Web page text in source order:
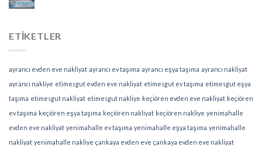
ETIKETLER
ayrancı evden eve nakliyat ayrancı ev taşıma ayrancı eşya taşıma ayrancı nakliyat
ayrancı nakliye etimesgut evden eve nakliyat etimesgut ev taşıma etimesgut eşya
taşıma etimesgut nakliyat etimesgut nakliye keçiören evden eve nakliyat keçiören
ev taşıma keçiören eşya taşıma keçiören nakliyat keçiören nakliye yenimahalle
evden eve nakliyat yenimahalle ev taşıma yenimahalle eşya taşıma yenimahalle
nakliyat yenimahalle nakliye çankaya evden eve çankaya evden eve nakliyat